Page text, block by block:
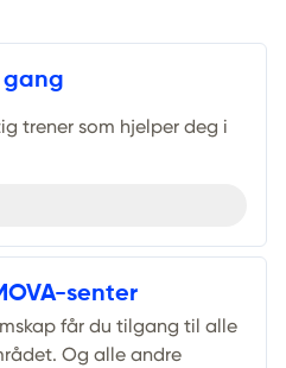
gang
trener som hjelper deg i
senter
får du tilgang til alle
Og alle andre